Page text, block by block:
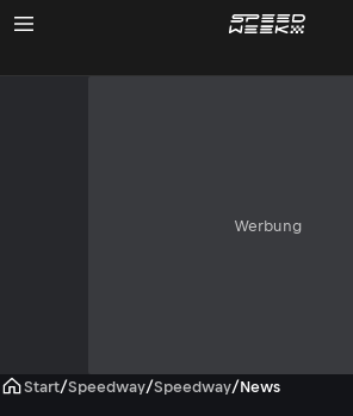
Werbung
Start/Speedway/Speedway/News